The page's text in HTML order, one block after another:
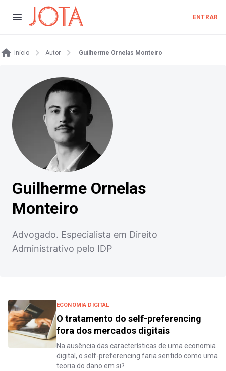
ENTRAR
Início Autor Guilherme Ornelas Monteiro
Guilherme Ornelas
Monteiro
Advogado. Especialista em Direito
Administrativo pelo IDP
ECONOMIA DIGITAL
O tratamento do self-preferencing
fora dos mercados digitais
Na ausência das características de uma economia
digital, o self-preferencing faria sentido como uma
teoria do dano em si?